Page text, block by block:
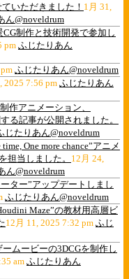
いただきました！ 1月 31,
ん@noveldrum
制作と技術開発で参加し
pmふじたりあん
ふじたりあん@noveldrum
2025 7:56 pm ふじたりあん
作アニメーション、
る記事が公開されました。
じたりあん@noveldrum
One more chance”アニメ
当しました。 12月 24,
ん@noveldrum
ター”アップデートしまし
ふじたりあん@noveldrum
Maze”の教材用高層ビ
12月 11, 2025 7:32 pm ふじ
ームービーの3DCGを制作し
am ふじたりあん